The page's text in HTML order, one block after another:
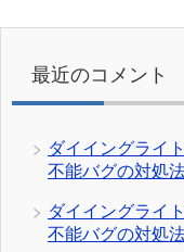
最近のコメント
ダイイングライ
不能バグの対処
ダイイングライ
不能バグの対処